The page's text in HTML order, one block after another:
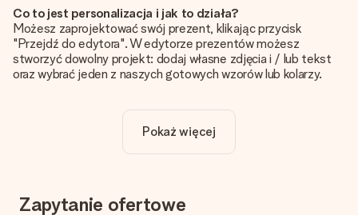
Co to jest personalizacja i jak to działa?
Możesz zaprojektować swój prezent, klikając przycisk
"Przejdź do edytora". W edytorze prezentów możesz
stworzyć dowolny projekt: dodaj własne zdjęcia i / lub tekst
oraz wybrać jeden z naszych gotowych wzorów lub kolarzy.
Cena podana na stronie internetowej obejmuje personalizację
Twojego prezentu - ilość zdjęć lub tekstów nie wpływa na
jakość?
Chcemy mieć pewność, że będziesz w pełni zadowolony ze
Pokaż więcej
Zapytanie ofertowe